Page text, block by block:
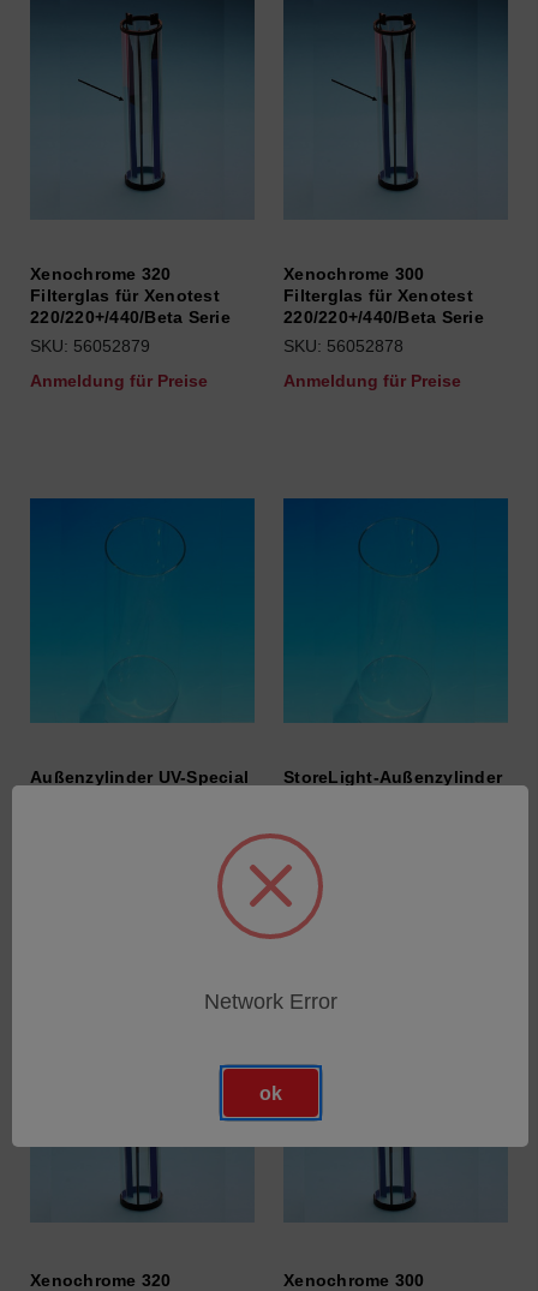
Xenochrome 320
Filterglas für Xenotest
220/220+/440/Beta Serie
SKU: 56052879
Anmeldung für Preise
Xenochrome 300
Filterglas für Xenotest
220/220+/440/Beta Serie
SKU: 56052878
Anmeldung für Preise
Außenzylinder UV-Special
StoreLight-Außenzylinder
Anmeldung für Preise
Xenochrome 320
Xenochrome 300
Network Error
ok